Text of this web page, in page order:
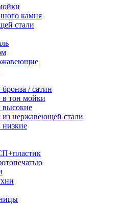
камня
стали
/ сатин
в тон мойки
высокие
нержавеющей стали
низкие